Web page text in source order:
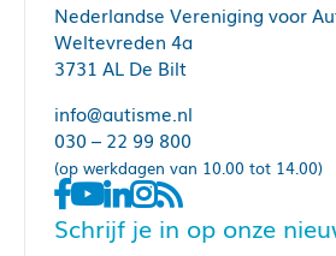
Nederlandse Vereniging voor
Weltevreden 4a
3731 AL De Bilt
info@autisme.nl
030 – 22 99 800
(op werkdagen van 10.00 tot 14.00)
Schrijf je in op onze